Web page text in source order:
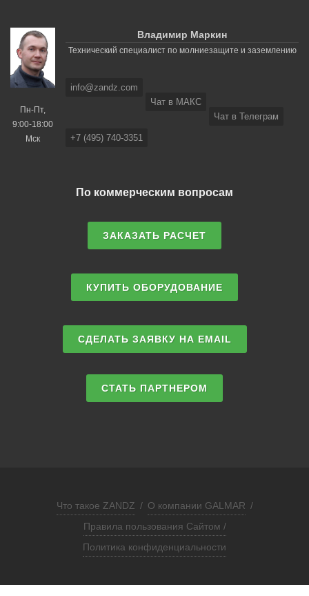
Пн-Пт,
9:00-18:00
Мск
Владимир Маркин
Технический специалист по молниезащите и заземлению
info@zandz.com
Чат в МАКС
Чат в Телеграм
+7 (495) 740-3351
По коммерческим вопросам
ЗАКАЗАТЬ РАСЧЕТ
КУПИТЬ ОБОРУДОВАНИЕ
СДЕЛАТЬ ЗАЯВКУ НА EMAIL
СТАТЬ ПАРТНЕРОМ
Что такое ZANDZ / О компании GALMAR /
Правила пользования Сайтом /
Политика конфиденциальности